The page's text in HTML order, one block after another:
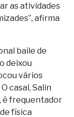
as atividades
afirma
baile de
deixou
vários
casal, Salin
é frequentador
física